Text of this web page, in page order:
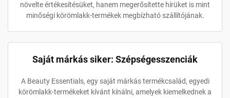
növelte értékesítésüket, hanem megerősítette hírüket is mint
minőségi körömlakk-termékek megbízható szállítójának.
Saját márkás siker: Szépségesszenciák
A Beauty Essentials, egy saját márkás termékcsalád, egyedi
körömlakk-termékeket kívánt kínálni, amelyek kiemelkednek a